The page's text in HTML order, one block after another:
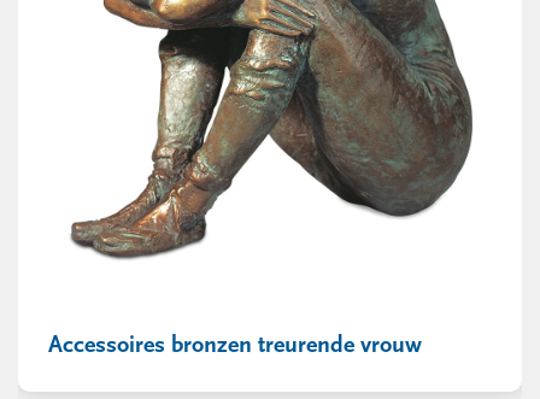
Accessoires bronzen treurende vrouw